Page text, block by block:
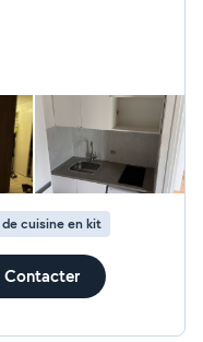
chauffagiste,
cuisine en kit
Contacter